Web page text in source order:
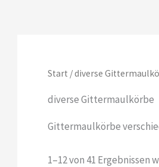
Start / diverse
diverse Gittermaulkörbe
Gittermaulkörbe
1–12 von 41 Ergebnissen